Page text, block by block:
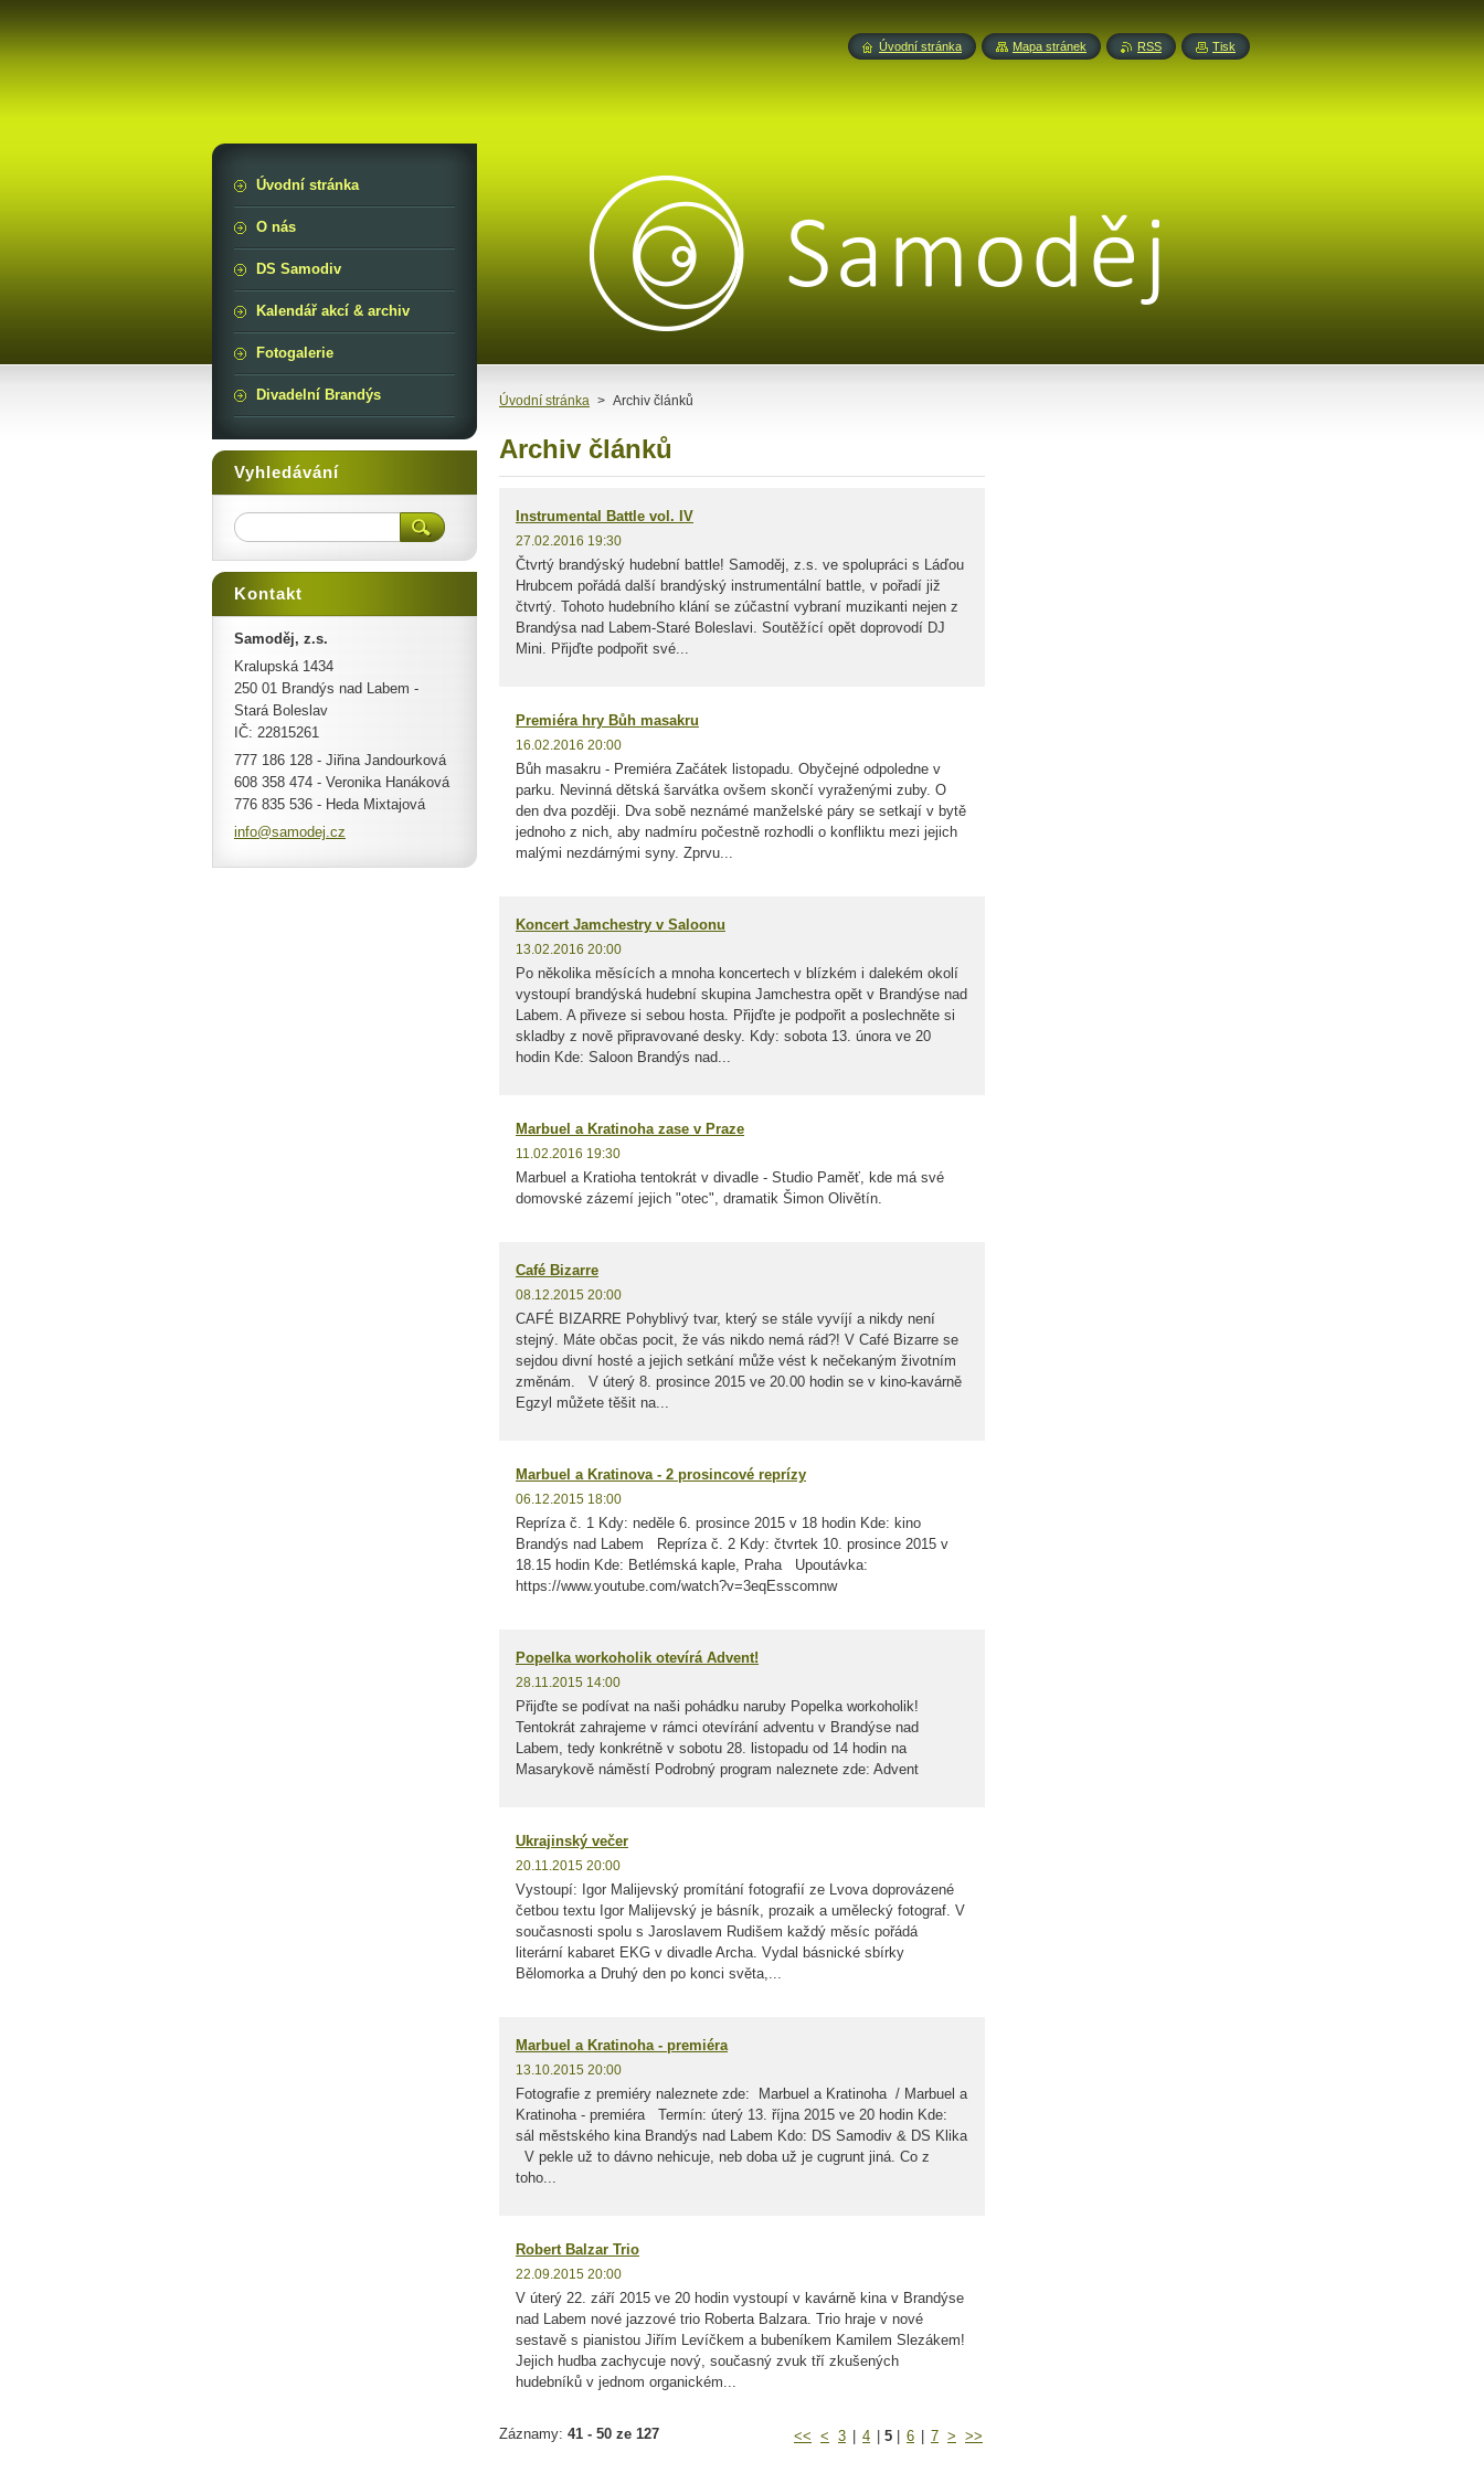
Úvodní stránka > Archiv článků
Archiv článků
Instrumental Battle vol. IV
27.02.2016 19:30
Čtvrtý brandýský hudební battle! Samoděj, z.s. ve spolupráci s Láďou
Hrubcem pořádá další brandýský instrumentální battle, v pořadí již
čtvrtý. Tohoto hudebního klání se zúčastní vybraní muzikanti nejen z
Brandýsa nad Labem-Staré Boleslavi. Soutěžící opět doprovodí DJ
Mini. Přijďte podpořit své...
Premiéra hry Bůh masakru
16.02.2016 20:00
Bůh masakru - Premiéra Začátek listopadu. Obyčejné odpoledne v
parku. Nevinná dětská šarvátka ovšem skončí vyraženými zuby. O
den dva později. Dva sobě neznámé manželské páry se setkají v bytě
jednoho z nich, aby nadmíru počestně rozhodli o konfliktu mezi jejich
malými nezdárnými syny. Zprvu...
Koncert Jamchestry v Saloonu
13.02.2016 20:00
Po několika měsících a mnoha koncertech v blízkém i dalekém okolí
vystoupí brandýská hudební skupina Jamchestra opět v Brandýse nad
Labem. A přiveze si sebou hosta. Přijďte je podpořit a poslechněte si
skladby z nově připravované desky. Kdy: sobota 13. února ve 20
hodin Kde: Saloon Brandýs nad...
Marbuel a Kratinoha zase v Praze
11.02.2016 19:30
Marbuel a Kratioha tentokrát v divadle - Studio Paměť, kde má své
domovské zázemí jejich "otec", dramatik Šimon Olivětín.
Café Bizarre
08.12.2015 20:00
CAFÉ BIZARRE Pohyblivý tvar, který se stále vyvíjí a nikdy není
stejný. Máte občas pocit, že vás nikdo nemá rád?! V Café Bizarre se
sejdou divní hosté a jejich setkání může vést k nečekaným životním
změnám. V úterý 8. prosince 2015 ve 20.00 hodin se v kino-kavárně
Egzyl můžete těšit na...
Marbuel a Kratinova - 2 prosincové reprízy
06.12.2015 18:00
Repríza č. 1 Kdy: neděle 6. prosince 2015 v 18 hodin Kde: kino
Brandýs nad Labem Repríza č. 2 Kdy: čtvrtek 10. prosince 2015 v
18.15 hodin Kde: Betlémská kaple, Praha Upoutávka:
https://www.youtube.com/watch?v=3eqEsscomnw
Popelka workoholik otevírá Advent!
28.11.2015 14:00
Přijďte se podívat na naši pohádku naruby Popelka workoholik!
Tentokrát zahrajeme v rámci otevírání adventu v Brandýse nad
Labem, tedy konkrétně v sobotu 28. listopadu od 14 hodin na
Masarykově náměstí Podrobný program naleznete zde: Advent
Ukrajinský večer
20.11.2015 20:00
Vystoupí: Igor Malijevský promítání fotografií ze Lvova doprovázené
četbou textu Igor Malijevský je básník, prozaik a umělecký fotograf. V
současnosti spolu s Jaroslavem Rudišem každý měsíc pořádá
literární kabaret EKG v divadle Archa. Vydal básnické sbírky
Bělomorka a Druhý den po konci světa,...
Marbuel a Kratinoha - premiéra
13.10.2015 20:00
Fotografie z premiéry naleznete zde: Marbuel a Kratinoha / Marbuel a
Kratinoha - premiéra Termín: úterý 13. října 2015 ve 20 hodin Kde:
sál městského kina Brandýs nad Labem Kdo: DS Samodiv & DS Klika
V pekle už to dávno nehicuje, neb doba už je cugrunt jiná. Co z
toho...
Robert Balzar Trio
22.09.2015 20:00
V úterý 22. září 2015 ve 20 hodin vystoupí v kavárně kina v Brandýse
nad Labem nové jazzové trio Roberta Balzara. Trio hraje v nové
sestavě s pianistou Jiřím Levíčkem a bubeníkem Kamilem Slezákem!
Jejich hudba zachycuje nový, současný zvuk tří zkušených
hudebníků v jednom organickém...
Záznamy: 41 - 50 ze 127 << < 3 4 5 6 7 > >>
Úvodní stránka
O nás
DS Samodiv
Kalendář akcí & archiv
Fotogalerie
Divadelní Brandýs
Vyhledávání
Kontakt
Samoděj, z.s.
Kralupská 1434
250 01 Brandýs nad Labem -
Stará Boleslav
IČ: 22815261
777 186 128 - Jiřina Jandourková
608 358 474 - Veronika Hanáková
776 835 536 - Heda Mixtajová
info@samodej.cz
Úvodní stránka Mapa stránek RSS Tisk